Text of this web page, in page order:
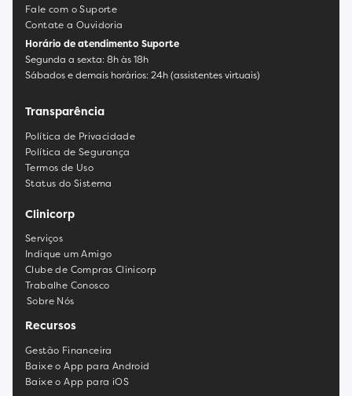
Fale com o Suporte
Contate a Ouvidoria
Horário de atendimento Suporte
Segunda a sexta: 8h às 18h
Sábados e demais horários: 24h (assistentes virtuais)
Transparência
Política de Privacidade
Política de Segurança
Termos de Uso
Status do Sistema
Clinicorp
Serviços
Indique um Amigo
Clube de Compras Clinicorp
Trabalhe Conosco
Sobre Nós
Recursos
Gestão Financeira
Baixe o App para Android
Baixe o App para iOS